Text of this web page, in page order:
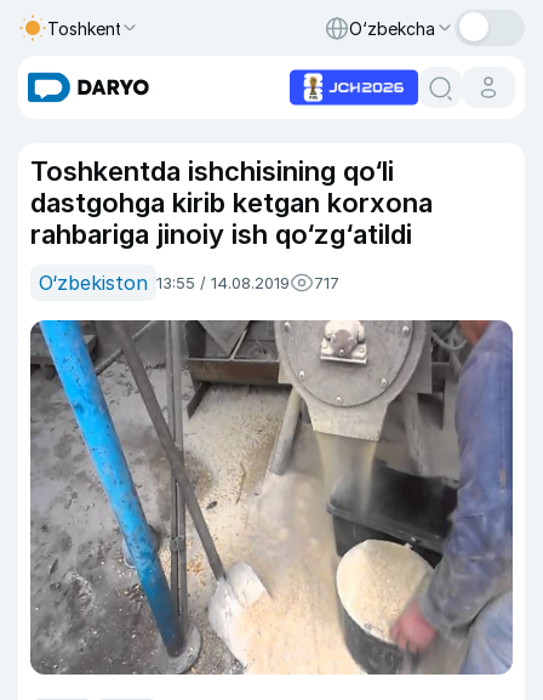
Toshkent O‘zbekcha
Toshkentda ishchisining qo‘li
dastgohga kirib ketgan korxona
rahbariga jinoiy ish qo‘zg‘atildi
O‘zbekiston 13:55 / 14.08.2019 717